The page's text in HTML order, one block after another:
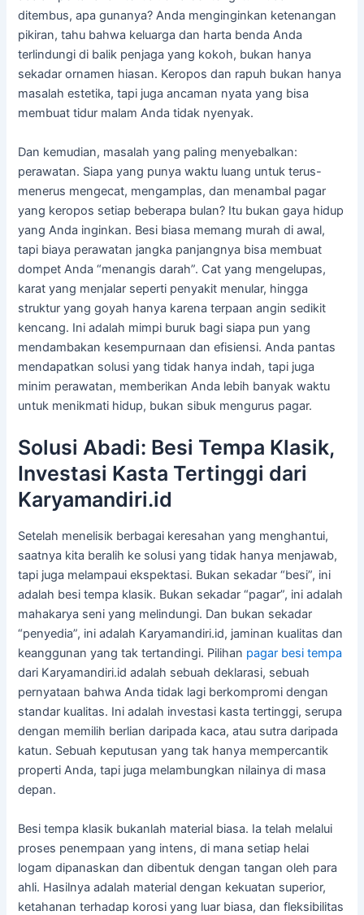
ditembus, apa gunanya? Anda menginginkan ketenangan
pikiran, tahu bahwa keluarga dan harta benda Anda
terlindungi di balik penjaga yang kokoh, bukan hanya
sekadar ornamen hiasan. Keropos dan rapuh bukan hanya
masalah estetika, tapi juga ancaman nyata yang bisa
membuat tidur malam Anda tidak nyenyak.
Dan kemudian, masalah yang paling menyebalkan:
perawatan. Siapa yang punya waktu luang untuk terus-
menerus mengecat, mengamplas, dan menambal pagar
yang keropos setiap beberapa bulan? Itu bukan gaya hidup
yang Anda inginkan. Besi biasa memang murah di awal,
tapi biaya perawatan jangka panjangnya bisa membuat
dompet Anda “menangis darah”. Cat yang mengelupas,
karat yang menjalar seperti penyakit menular, hingga
struktur yang goyah hanya karena terpaan angin sedikit
kencang. Ini adalah mimpi buruk bagi siapa pun yang
mendambakan kesempurnaan dan efisiensi. Anda pantas
mendapatkan solusi yang tidak hanya indah, tapi juga
minim perawatan, memberikan Anda lebih banyak waktu
untuk menikmati hidup, bukan sibuk mengurus pagar.
Solusi Abadi: Besi Tempa Klasik,
Investasi Kasta Tertinggi dari
Karyamandiri.id
Setelah menelisik berbagai keresahan yang menghantui,
saatnya kita beralih ke solusi yang tidak hanya menjawab,
tapi juga melampaui ekspektasi. Bukan sekadar “besi”, ini
adalah besi tempa klasik. Bukan sekadar “pagar”, ini adalah
mahakarya seni yang melindungi. Dan bukan sekadar
“penyedia”, ini adalah Karyamandiri.id, jaminan kualitas dan
keanggunan yang tak tertandingi. Pilihan pagar besi tempa
dari Karyamandiri.id adalah sebuah deklarasi, sebuah
pernyataan bahwa Anda tidak lagi berkompromi dengan
standar kualitas. Ini adalah investasi kasta tertinggi, serupa
dengan memilih berlian daripada kaca, atau sutra daripada
katun. Sebuah keputusan yang tak hanya mempercantik
properti Anda, tapi juga melambungkan nilainya di masa
depan.
Besi tempa klasik bukanlah material biasa. Ia telah melalui
proses penempaan yang intens, di mana setiap helai
logam dipanaskan dan dibentuk dengan tangan oleh para
ahli. Hasilnya adalah material dengan kekuatan superior,
ketahanan terhadap korosi yang luar biasa, dan fleksibilitas